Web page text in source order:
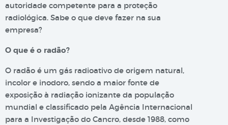
autoridade competente para a proteção
radiológica. Sabe o que deve fazer na sua
empresa?
O que é o radão?
O radão é um gás radioativo de origem natural,
incolor e inodoro, sendo a maior fonte de
exposição à radiação ionizante da população
mundial e classificado pela Agência Internacional
para a Investigação do Cancro, desde 1988, como